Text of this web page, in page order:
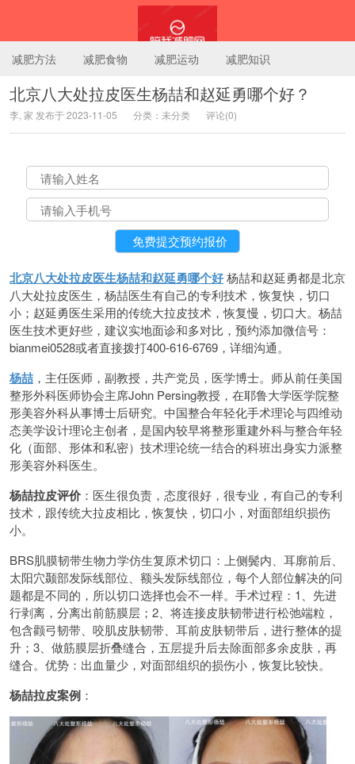
陪我减肥网
减肥方法 减肥食物 减肥运动 减肥知识
北京八大处拉皮医生杨喆和赵延勇哪个好？
李, 家 发布于 2023-11-05 分类：未分类 评论(0)
北京八大处拉皮医生杨喆和赵延勇哪个好杨喆和赵延勇都是北京
八大处拉皮医生，杨喆医生有自己的专利技术，恢复快，切口
小；赵延勇医生采用的传统大拉皮技术，恢复慢，切口大。杨喆
医生技术更好些，建议实地面诊和多对比，预约添加微信号：
bianmei0528或者直接拨打400-616-6769，详细沟通。
杨喆 ，主任医师，副教授，共产党员，医学博士。师从前任美国
整形外科医师协会主席John Persing教授，在耶鲁大学医学院整
形美容外科从事博士后研究。中国整合年轻化手术理论与四维动
态美学设计理论主创者，是国内较早将整形重建外科与整合年轻
化（面部、形体和私密）技术理论统一结合的科班出身实力派整
形美容外科医生。
杨喆拉皮评价 ：医生很负责，态度很好，很专业，有自己的专利
技术，跟传统大拉皮相比，恢复快，切口小，对面部组织损伤
小。
BRS肌膜韧带生物力学仿生复原术切口：上侧鬓内、耳廓前后、
太阳穴颞部发际线部位、额头发际线部位，每个人部位解决的问
题都是不同的，所以切口选择也会不一样。手术过程：1、先进
行剥离，分离出前筋膜层；2、将连接皮肤韧带进行松弛端粒，
包含颧弓韧带、咬肌皮肤韧带、耳前皮肤韧带后，进行整体的提
升；3、做筋膜层折叠缝合，五层提升后去除面部多余皮肤，再
缝合。优势：出血量少，对面部组织的损伤小，恢复比较快。
杨喆拉皮案例 ：